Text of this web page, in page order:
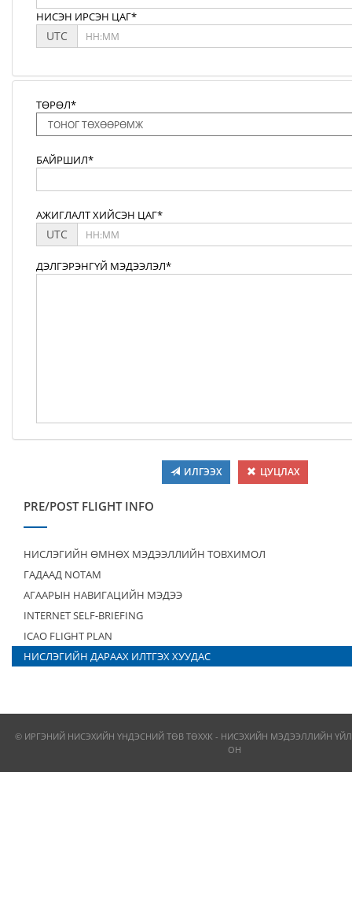
НИСЭН ИРСЭН ЦАГ*
UTC
ТӨРӨЛ*
БАЙРШИЛ*
АЖИГЛАЛТ ХИЙСЭН ЦАГ*
UTC
ДЭЛГЭРЭНГҮЙ МЭДЭЭЛЭЛ*
ИЛГЭЭХ ЦУЦЛАХ
PRE/POST FLIGHT INFO
НИСЛЭГИЙН ӨМНӨХ МЭДЭЭЛЛИЙН ТОВХИМОЛ
ГАДААД NOTAM
АГААРЫН НАВИГАЦИЙН МЭДЭЭ
INTERNET SELF-BRIEFING
ICAO FLIGHT PLAN
НИСЛЭГИЙН ДАРААХ ИЛТГЭХ ХУУДАС
© ИРГЭНИЙ НИСЭХИЙН ҮНДЭСНИЙ ТӨВ ТӨХХК - НИСЭХИЙН МЭДЭЭЛЛИЙН
ОН